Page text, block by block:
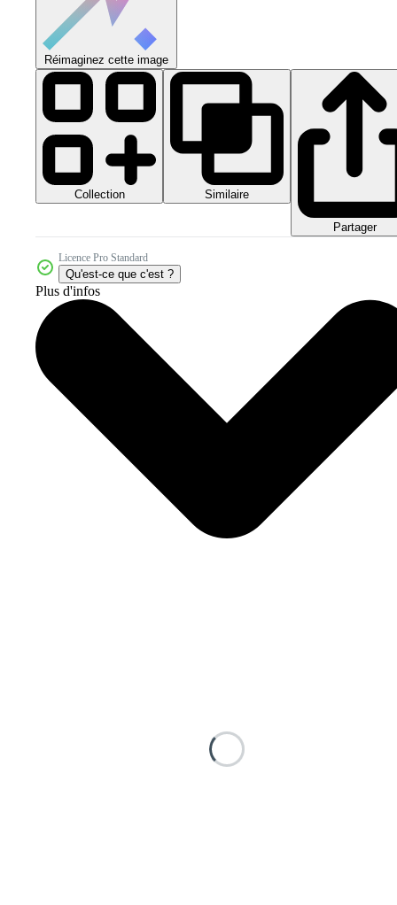
Réimaginez cette image
Collection Similaire
Partager
Licence Pro Standard
Qu'est-ce que c'est ?
Plus d'infos